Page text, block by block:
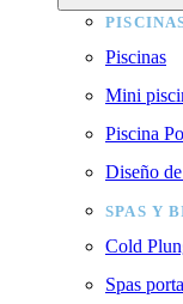
Piscinas
Mini
Piscina
Diseño
SPAS Y
Cold
Spas